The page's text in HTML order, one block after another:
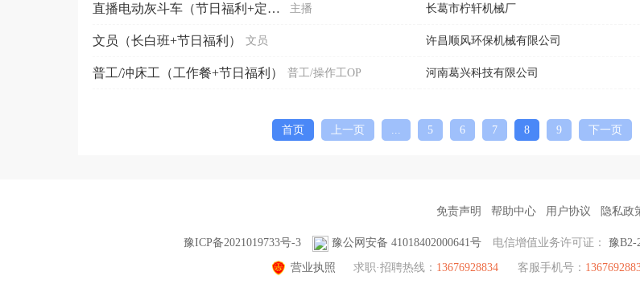
直播电动灰斗车（节日福利+定期团建） 主播 长葛市柠轩机械厂
文员（长白班+节日福利） 文员 许昌顺风环保机械有限公司
普工/冲床工（工作餐+节日福利） 普工/操作工OP 河南葛兴科技有限公司
首页 上一页 ... 5 6 7 8 9 下一页
免责声明 帮助中心 用户协议 隐私政
豫ICP备2021019733号-3 豫公网安备 41018402000641号 电信增值业务许可证： 豫B2-
营业执照 求职·招聘热线： 13676928834 客服手机号：